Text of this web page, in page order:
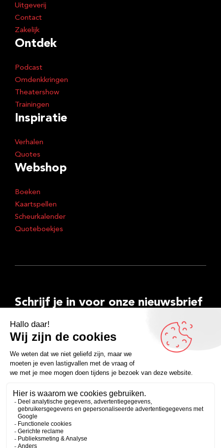
Uitgeverij
Contact
Zakelijk
Ontdek
Podcast
Omdenkkringen
Theatershow
Trainingen
Inspiratie
Verhalen
Quotes
Webshop
Boeken
Kaartspellen
Scheurkalender
Quoteboekjes
Schrijf je in voor onze nieuwsbrief
E-
mailadres
Inschrijven
FacebookInstagramLinkedInYouTubeSpotify